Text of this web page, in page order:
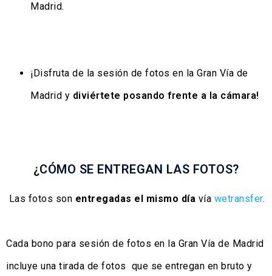
Madrid.
¡Disfruta de la sesión de fotos en la Gran Vía de
Madrid y diviértete posando frente a la cámara!
¿CÓMO SE ENTREGAN LAS FOTOS?
Las fotos son entregadas el mismo día vía wetransfer.
Cada bono para sesión de fotos en la Gran Vía de Madrid
incluye una tirada de fotos que se entregan en bruto y